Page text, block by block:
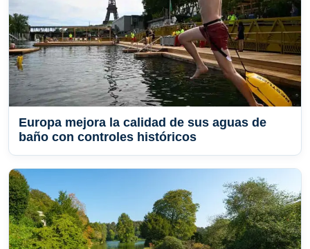
Europa mejora la calidad de sus aguas de
baño con controles históricos